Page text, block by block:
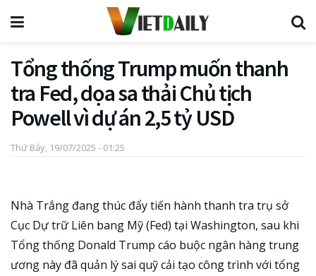
Tổng thống Trump muốn thanh
tra Fed, dọa sa thải Chủ tịch
Powell vì dự án 2,5 tỷ USD
Thứ Bảy, 19/07/2025 - 01:25
Nhà Trắng đang thúc đẩy tiến hành thanh tra trụ sở
Cục Dự trữ Liên bang Mỹ (Fed) tại Washington, sau khi
Tổng thống Donald Trump cáo buộc ngân hàng trung
ương này đã quản lý sai quỹ cải tạo công trình với tổng